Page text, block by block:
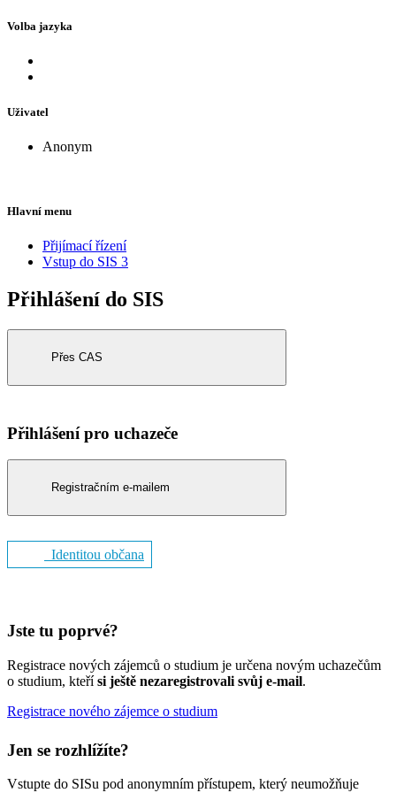
Volba jazyka
Uživatel
Anonym
Hlavní menu
Přijímací řízení
Vstup do SIS 3
Přihlášení do SIS
Přes CAS
Přihlášení pro uchazeče
Registračním e-mailem
Identitou občana
Jste tu poprvé?
Registrace nových zájemců o studium je určena novým uchazečům
o studium, kteřísi ještě nezaregistrovali svůj e-mail.
Registrace nového zájemce o studium
Jen se rozhlížíte?
Vstupte do SISu pod anonymním přístupem, který neumožňuje